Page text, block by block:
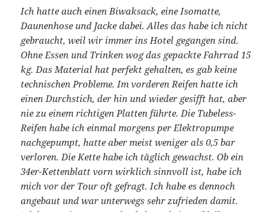
Ich hatte auch einen Biwaksack, eine Isomatte,
Daunenhose und Jacke dabei. Alles das habe ich nicht
gebraucht, weil wir immer ins Hotel gegangen sind.
Ohne Essen und Trinken wog das gepackte Fahrrad 15
kg. Das Material hat perfekt gehalten, es gab keine
technischen Probleme. Im vorderen Reifen hatte ich
einen Durchstich, der hin und wieder gesifft hat, aber
nie zu einem richtigen Platten führte. Die Tubeless-
Reifen habe ich einmal morgens per Elektropumpe
nachgepumpt, hatte aber meist weniger als 0,5 bar
verloren. Die Kette habe ich täglich gewachst. Ob ein
34er-Kettenblatt vorn wirklich sinnvoll ist, habe ich
mich vor der Tour oft gefragt. Ich habe es dennoch
angebaut und war unterwegs sehr zufrieden damit.